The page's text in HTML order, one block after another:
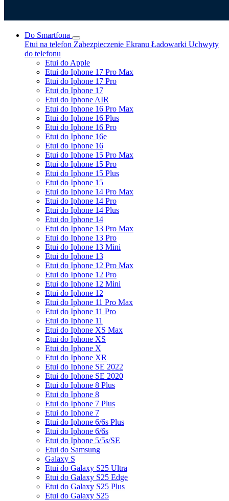
Do Smartfona
Etui na telefon Zabezpieczenie Ekranu Ładowarki Uchwyty
do telefonu
Etui do Apple
Etui do Iphone 17 Pro Max
Etui do Iphone 17 Pro
Etui do Iphone 17
Etui do Iphone AIR
Etui do Iphone 16 Pro Max
Etui do Iphone 16 Plus
Etui do Iphone 16 Pro
Etui do Iphone 16e
Etui do Iphone 16
Etui do Iphone 15 Pro Max
Etui do Iphone 15 Pro
Etui do Iphone 15 Plus
Etui do Iphone 15
Etui do Iphone 14 Pro Max
Etui do Iphone 14 Pro
Etui do Iphone 14 Plus
Etui do Iphone 14
Etui do Iphone 13 Pro Max
Etui do Iphone 13 Pro
Etui do Iphone 13 Mini
Etui do Iphone 13
Etui do Iphone 12 Pro Max
Etui do Iphone 12 Pro
Etui do Iphone 12 Mini
Etui do Iphone 12
Etui do Iphone 11 Pro Max
Etui do Iphone 11 Pro
Etui do Iphone 11
Etui do Iphone XS Max
Etui do Iphone XS
Etui do Iphone X
Etui do Iphone XR
Etui do Iphone SE 2022
Etui do Iphone SE 2020
Etui do Iphone 8 Plus
Etui do Iphone 8
Etui do Iphone 7 Plus
Etui do Iphone 7
Etui do Iphone 6/6s Plus
Etui do Iphone 6/6s
Etui do Iphone 5/5s/SE
Etui do Samsung
Galaxy S
Etui do Galaxy S25 Ultra
Etui do Galaxy S25 Edge
Etui do Galaxy S25 Plus
Etui do Galaxy S25